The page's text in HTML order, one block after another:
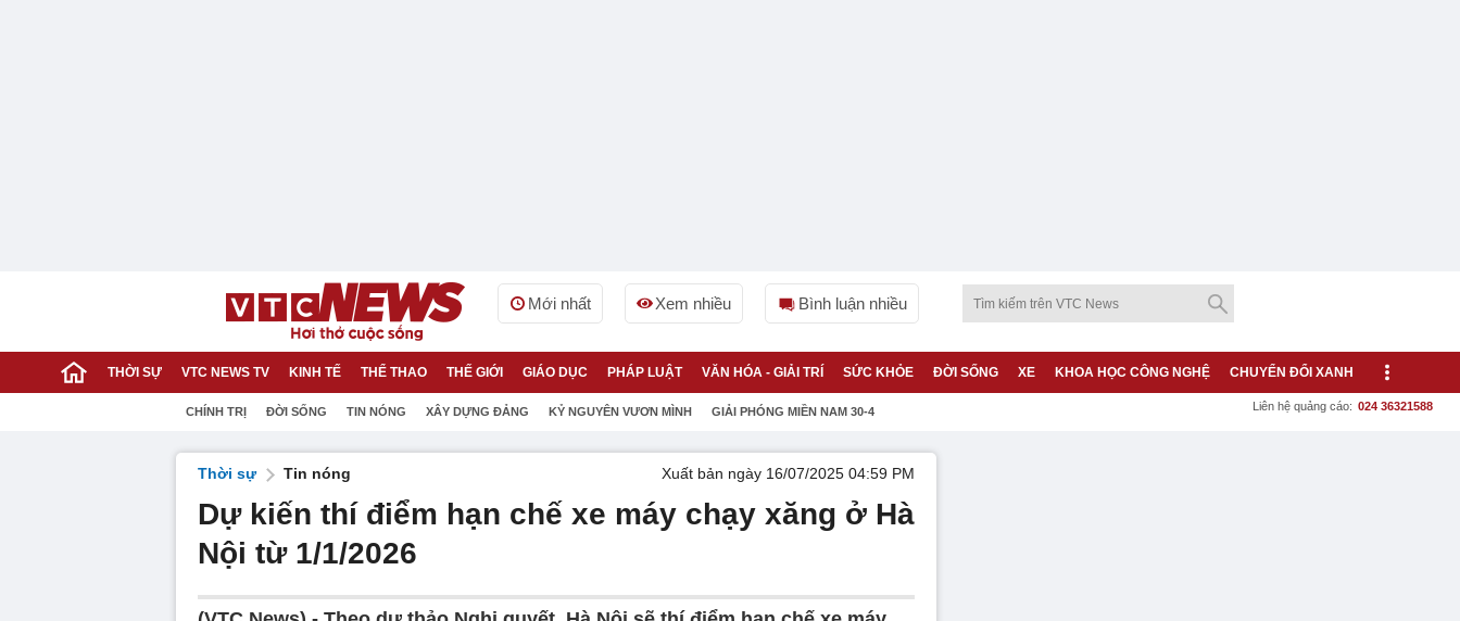
Mới nhất Xem nhiều Bình luận nhiều
THỜI SỰ VTC NEWS TV KINH TẾ THỂ THAO THẾ GIỚI GIÁO DỤC PHÁP LUẬT VĂN HÓA - GIẢI TRÍ SỨC KHỎE ĐỜI SỐNG XE KHOA HỌC CÔNG NGHỆ CHUYỂN ĐỔI XANH
CHÍNH TRỊ ĐỜI SỐNG TIN NÓNG XÂY DỰNG ĐẢNG KỶ NGUYÊN VƯƠN MÌNH GIẢI PHÓNG MIỀN NAM 30-4 Liên hệ quảng cáo: 024 36321588
Thời sự Tin nóng Xuất bản ngày 16/07/2025 04:59 PM
Dự kiến thí điểm hạn chế xe máy chạy xăng ở Hà
Nội từ 1/1/2026